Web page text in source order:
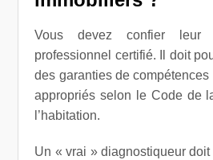
Vous devez confier leur
professionnel certifié. Il doit
des garanties de
appropriés selon le Code de
l’habitation.
Un « vrai » diagnostiqueur